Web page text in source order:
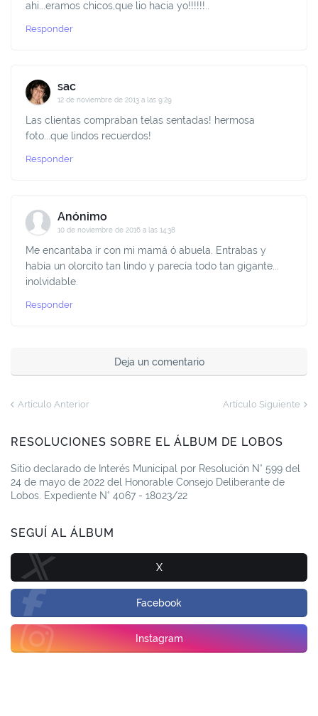
ahi...eramos chicos,que lio hacia yo!!!!!!..
Responder
sac
12 de noviembre de 2013 a las 9:29
Las clientas compraban telas sentadas! hermosa
foto...que lindos recuerdos!
Responder
Anónimo
10 de noviembre de 2016 a las 14:38
Me encantaba ir con mi mamá ó abuela. Entrabas y
había un olorcito tan lindo y parecía todo tan gigante...
inolvidable.
Responder
Deja un comentario
Artículo Anterior Artículo Siguiente
RESOLUCIONES SOBRE EL ÁLBUM DE LOBOS
Sitio declarado de Interés Municipal por Resolución N° 599 del
24 de mayo de 2022 del Honorable Consejo Deliberante de
Lobos. Expediente N° 4067 - 18023/22
SEGUÍ AL ÁLBUM
X
Facebook
Instagram